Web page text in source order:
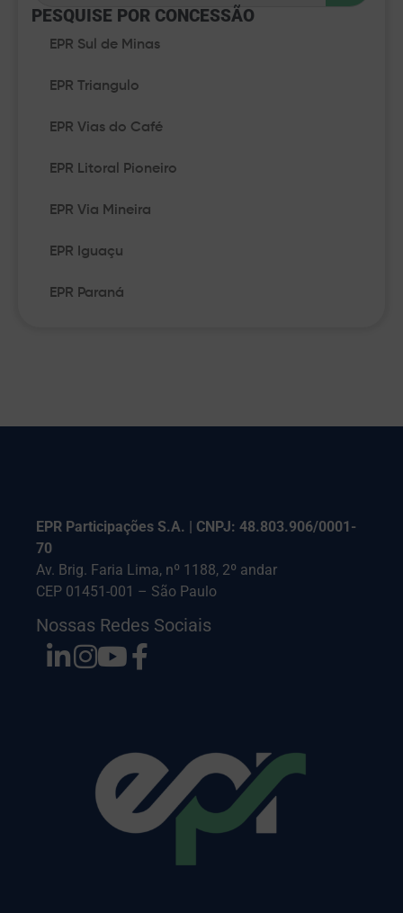
PESQUISE POR CONCESSÃO​
EPR Sul de Minas
EPR Triangulo
EPR Vias do Café
EPR Litoral Pioneiro
EPR Via Mineira
EPR Iguaçu
EPR Paraná
EPR Participações S.A. | CNPJ: 48.803.906/0001-
70
Av. Brig. Faria Lima, nº 1188, 2º andar
CEP 01451-001 – São Paulo
Nossas Redes Sociais